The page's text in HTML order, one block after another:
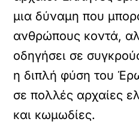
μια δύναμη που
ανθρώπους κοντά,
οδηγήσει σε
η διπλή φύση του
σε πολλές αρχαίες
και κωμωδίες.